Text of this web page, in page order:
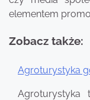
elementem
Zobacz także:
Agroturystyka
Nawigacja